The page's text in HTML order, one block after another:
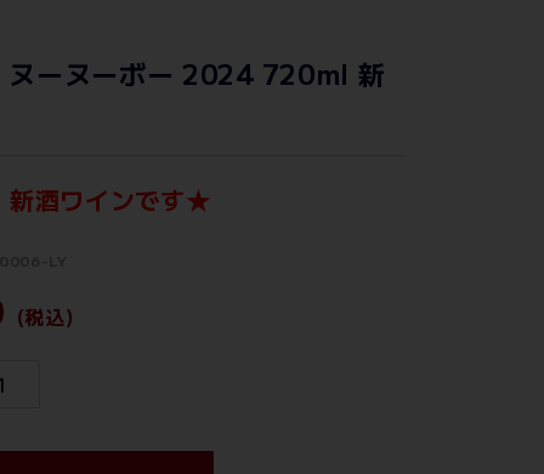
ヌーヌーボー 2024 720ml 新
酒ワインです★
(税込)